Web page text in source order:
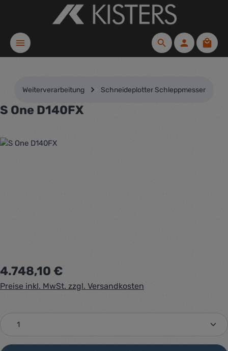
Zum Hauptinhalt springen
Weiterverarbeitung Schneideplotter Schleppmesser
S One D140FX
Bildergalerie überspringen
Regulärer Preis:
4.748,10 €
Preise inkl. MwSt. zzgl. Versandkosten
Produkt Anzahl: Gib den gewünschten Wert ein